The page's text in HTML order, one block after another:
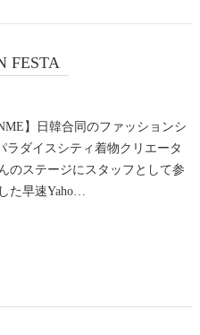
FESTA
】日韓合同のファッションシ
ラダイスシティ着物クリエータ
のステージにスタッフとして参
た早速Yaho…